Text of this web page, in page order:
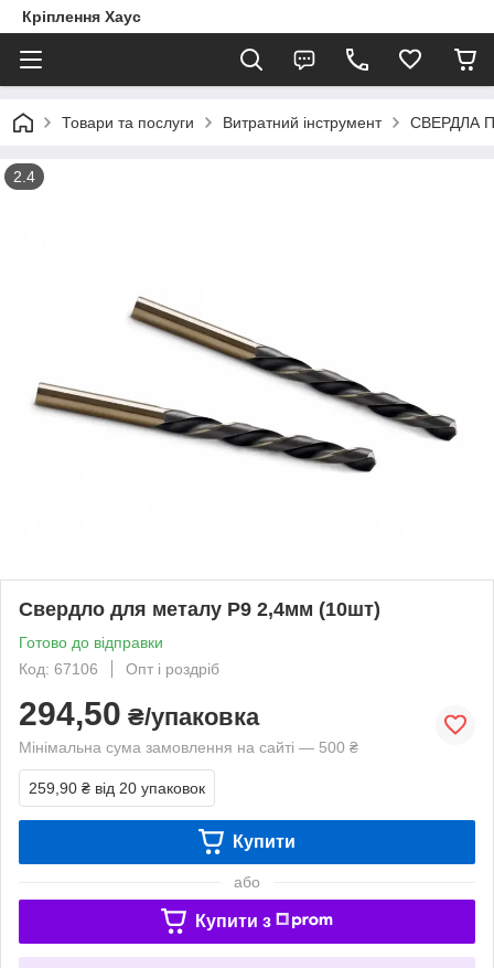
Кріплення Хаус
Товари та послуги Витратний інструмент СВЕРДЛА
2.4
Свердло для металу Р9 2,4мм (10шт)
Готово до відправки
Код: 67106
Опт і роздріб
294,50 ₴/упаковка
Мінімальна сума замовлення на сайті — 500 ₴
259,90 ₴ від 20 упаковок
Купити
або
Купити з